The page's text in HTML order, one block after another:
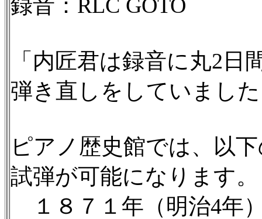
録音：RLC GOTO
「内匠君は録音に丸2
弾き直しをしていまし
ピアノ歴史館では、以
試弾が可能になります。
１８７１年（明治4年